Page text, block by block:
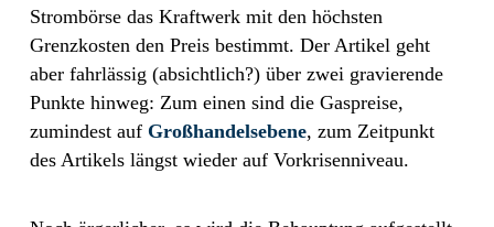
Strombörse das Kraftwerk mit den höchsten
Grenzkosten den Preis bestimmt. Der Artikel geht
aber fahrlässig (absichtlich?) über zwei gravierende
Punkte hinweg: Zum einen sind die Gaspreise,
zumindest auf Großhandelsebene, zum Zeitpunkt
des Artikels längst wieder auf Vorkrisenniveau.